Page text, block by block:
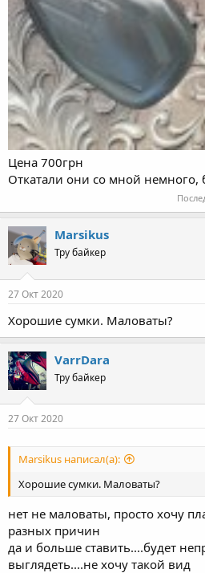
Цена 700грн
Откатали они со мной немного,
Marsikus
Тру байкер
27 Окт 2020
Хорошие сумки. Маловаты?
VarrDara
Тру байкер
27 Окт 2020
Marsikus написал(а):
Хорошие сумки. Маловаты?
нет не маловаты, просто хочу
разных причин
да и больше ставить....будет
выглядеть....не хочу такой вид